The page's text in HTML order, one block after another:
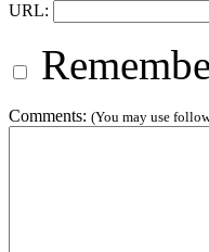
URL:
Comments: (You may use